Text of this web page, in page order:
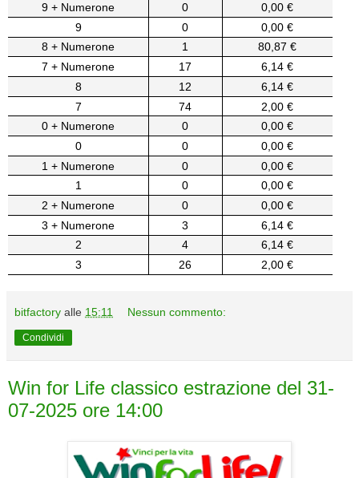
9 + Numerone
0
0,00 €
9
0
0,00 €
8 + Numerone
1
80,87 €
7 + Numerone
17
6,14 €
8
12
6,14 €
7
74
2,00 €
0 + Numerone
0
0,00 €
0
0
0,00 €
1 + Numerone
0
0,00 €
1
0
0,00 €
2 + Numerone
0
0,00 €
3 + Numerone
3
6,14 €
2
4
6,14 €
3
26 2,00 €
bitfactory alle 15:11 Nessun commento:
Condividi
Win for Life classico estrazione del 31-
07-2025 ore 14:00